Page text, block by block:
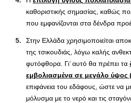
καθοριστικής σημασίας, καθώς
που εμφανίζονται στα δένδρα
Στην Ελλάδα χρησιμοποιείται
της τσικουδιάς, λόγω καλής
φυτόφθορα. Γι’ αυτό θα πρέπει τα
εμβολιασμένα σε μεγάλο ύψος
επιφάνεια του εδάφους, ώστε να
μόλυσμα με το νερό και τις